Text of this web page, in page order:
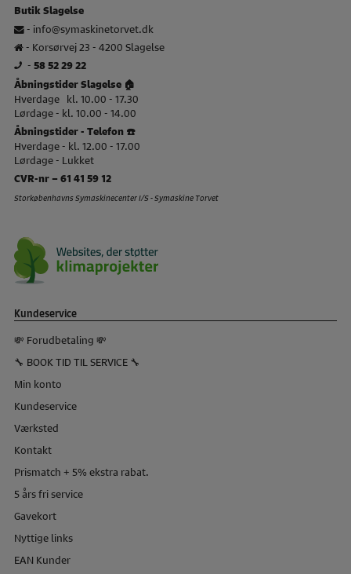
Butik Slagelse
- info@symaskinetorvet.dk
- Korsørvej 23 - 4200 Slagelse
- 58 52 29 22
Åbningstider Slagelse 🏠
Hverdage kl. 10.00 - 17.30
Lørdage - kl. 10.00 - 14.00
Åbningstider - Telefon ☎️
Hverdage - kl. 12.00 - 17.00
Lørdage - Lukket
CVR-nr – 61 41 59 12
Storkøbenhavns Symaskinecenter I/S - Symaskine Torvet
Kundeservice
💸 Forudbetaling 💸
🔧 BOOK TID TIL SERVICE 🔧
Min konto
Kundeservice
Værksted
Kontakt
Prismatch + 5% ekstra rabat.
5 års fri service
Gavekort
Nyttige links
EAN Kunder